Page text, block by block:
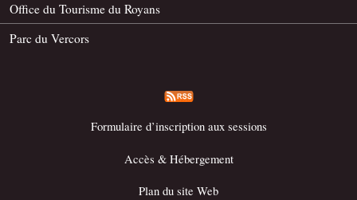
Office du Tourisme du Royans
Parc du Vercors
Formulaire d’inscription aux sessions
Accès & Hébergement
Plan du site Web